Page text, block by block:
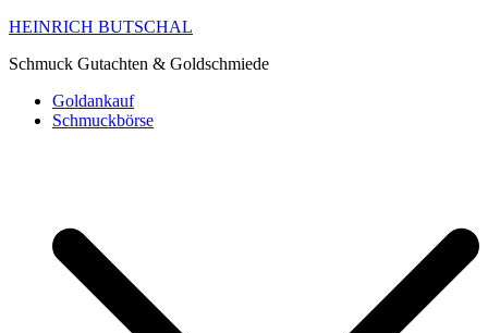
HEINRICH BUTSCHAL
Schmuck Gutachten & Goldschmiede
Goldankauf
Schmuckbörse